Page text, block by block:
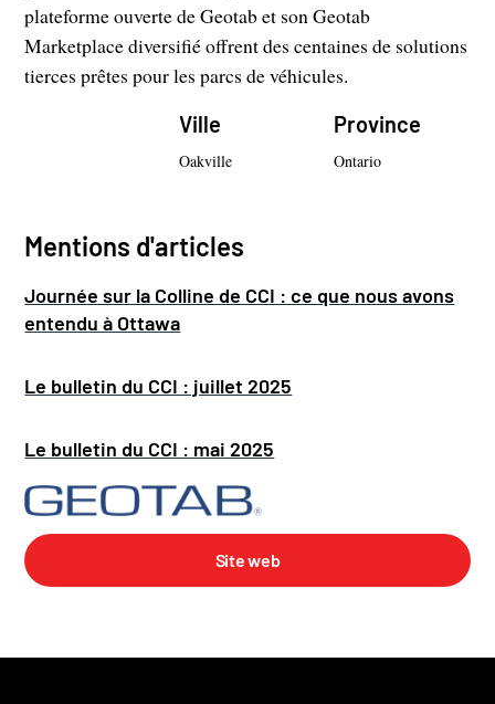
Site web
plateforme ouverte de Geotab et son Geotab
Marketplace diversifié offrent des centaines de solutions
tierces prêtes pour les parcs de véhicules.
Ville
Oakville
Province
Ontario
Mentions d'articles
Journée sur la Colline de CCI : ce que nous avons
entendu à Ottawa
Le bulletin du CCI : juillet 2025
Le bulletin du CCI : mai 2025